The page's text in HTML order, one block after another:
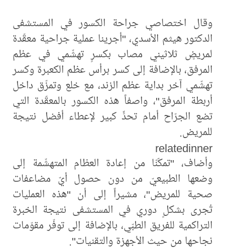
وقال اختصاصي جراحة الكسور في المستشفى
الدكتور هيثم الأسدي، "أجرينا عملية جراحية معقّدة
لمريضٍ ثلاثيني مصاب بكسرٍ تهشّمي في عظم
المرفق، بالإضافة إلى كسر برأس عظم الكعبرة وكسر
تهشّمي آخر بداية عظم الزند، مع خلع وتمزّق داخل
أربطة المرفق"، واصفاً هذه الكسور بالمعقّدة التي
تضع الجرّاح أمام تحدٍّ كبير لإعطاء أفضل نتيجة
للمريض.
relatedinner
وأضاف، "تمكّنّا من إعادة العظام المتهشّمة إلى
وضعها الطبيعيّ من دون حصول أيّ مضاعفات
صحية للمريض"، مشيراً إلى أن "هذه العمليات
تُجرى بشكلٍ دوري في المستشفى نتيجة الخبرة
التراكمية للفريق الطبّي، بالإضافة إلى توفّر مقوّمات
نجاحها من حيث الأجهزة والتقنيات".